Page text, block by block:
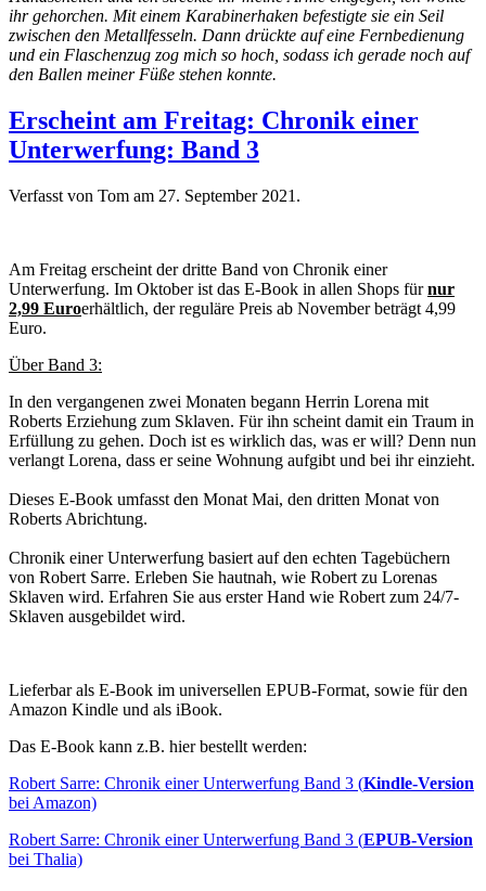
ihr gehorchen. Mit einem Karabinerhaken befestigte sie ein Seil
zwischen den Metallfesseln. Dann drückte auf eine Fernbedienung
und ein Flaschenzug zog mich so hoch, sodass ich gerade noch auf
den Ballen meiner Füße stehen konnte.
Erscheint am Freitag: Chronik einer
Unterwerfung: Band 3
Verfasst von Tom am 27. September 2021 .
Am Freitag erscheint der dritte Band von Chronik einer
Unterwerfung. Im Oktober ist das E-Book in allen Shops fürnur
2,99 Euroerhältlich, der reguläre Preis ab November beträgt 4,99
Euro.
Über Band 3:
In den vergangenen zwei Monaten begann Herrin Lorena mit
Roberts Erziehung zum Sklaven. Für ihn scheint damit ein Traum in
Erfüllung zu gehen. Doch ist es wirklich das, was er will? Denn nun
verlangt Lorena, dass er seine Wohnung aufgibt und bei ihr einzieht.
Dieses E-Book umfasst den Monat Mai, den dritten Monat von
Roberts Abrichtung.
Chronik einer Unterwerfung basiert auf den echten Tagebüchern
von Robert Sarre. Erleben Sie hautnah, wie Robert zu Lorenas
Sklaven wird. Erfahren Sie aus erster Hand wie Robert zum 24/7-
Sklaven ausgebildet wird.
Lieferbar als E-Book im universellen EPUB-Format, sowie für den
Amazon Kindle und als iBook.
Das E-Book kann z.B. hier bestellt werden:
Robert Sarre: Chronik einer Unterwerfung Band 3 (Kindle-Version
bei Amazon)
Robert Sarre: Chronik einer Unterwerfung Band 3 (EPUB-Version
bei Thalia)